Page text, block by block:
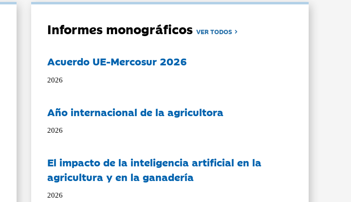
Informes monográficosVER TODOS
Acuerdo UE-Mercosur 2026
2026
Año internacional de la agricultora
2026
El impacto de la inteligencia artificial en la
agricultura y en la ganadería
2026